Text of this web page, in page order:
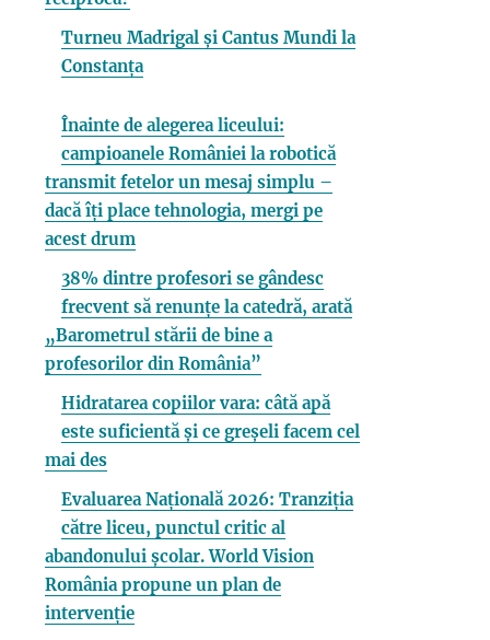
Turneu Madrigal și Cantus Mundi la
Constanța
Înainte de alegerea liceului:
campioanele României la robotică
transmit fetelor un mesaj simplu –
dacă îți place tehnologia, mergi pe
acest drum
38% dintre profesori se gândesc
frecvent să renunțe la catedră, arată
„Barometrul stării de bine a
profesorilor din România”
Hidratarea copiilor vara: câtă apă
este suficientă și ce greșeli facem cel
mai des
Evaluarea Națională 2026: Tranziția
către liceu, punctul critic al
abandonului școlar. World Vision
România propune un plan de
intervenție